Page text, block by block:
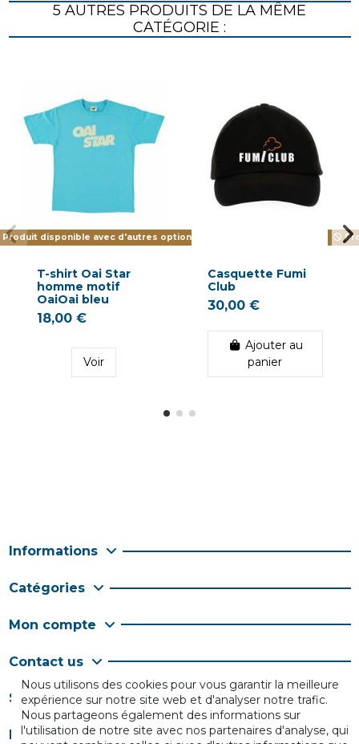
5 AUTRES PRODUITS DE LA MÊME
CATÉGORIE :
Produit disponible avec d'autres options
T-shirt Oai Star
homme motif
OaiOai bleu
18,00 €
Voir
Casquette Fumi
Club
30,00 €
Ajouter au
panier
Informations
Catégories
Mon compte
Contact us
Suivez-nous
Newsletter
Nous utilisons des cookies pour vous garantir la meilleure
expérience sur notre site web et d'analyser notre trafic.
Nous partageons également des informations sur
l'utilisation de notre site avec nos partenaires d'analyse, qui